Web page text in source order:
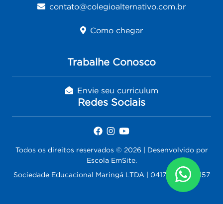
contato@colegioalternativo.com.br
Como chegar
Trabalhe Conosco
Envie seu curriculum
Redes Sociais
Todos os direitos reservados © 2026 | Desenvolvido por
Escola EmSite.
Sociedade Educacional Maringá LTDA | 04172830000157